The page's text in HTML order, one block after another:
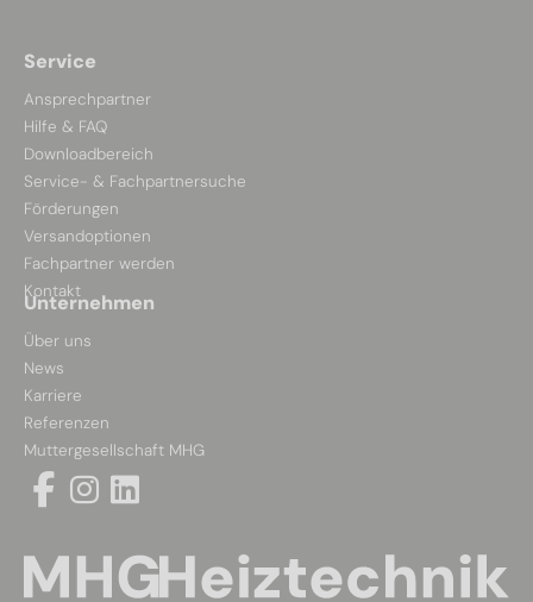
Service
Ansprechpartner
Hilfe & FAQ
Downloadbereich
Service- & Fachpartnersuche
Förderungen
Versandoptionen
Fachpartner werden
Kontakt
Unternehmen
Über uns
News
Karriere
Referenzen
Muttergesellschaft MHG